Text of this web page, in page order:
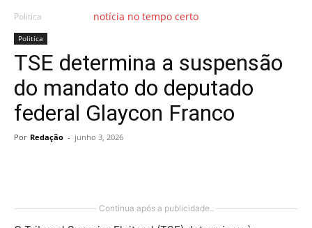
Politica
Politica
TSE determina a suspensão
do mandato do deputado
federal Glaycon Franco
Por Redação - junho 3, 2026
Continua após a publicidade..